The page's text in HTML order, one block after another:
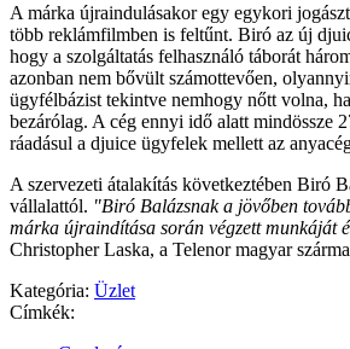
A márka újraindulásakor egy egykori
több reklámfilmben is feltűnt. Biró az új
hogy a szolgáltatás felhasználó táborát
azonban nem bővült számottevően,
ügyfélbázist tekintve nemhogy nőtt volna,
bezárólag. A cég ennyi idő alatt mindössze
ráadásul a djuice ügyfelek mellett az
A szervezeti átalakítás következtében Biró
vállalattól. "Biró Balázsnak a jövőben
márka újraindítása során végzett munkáját
Christopher Laska, a Telenor magyar
Kategória: Üzlet
Címkék: